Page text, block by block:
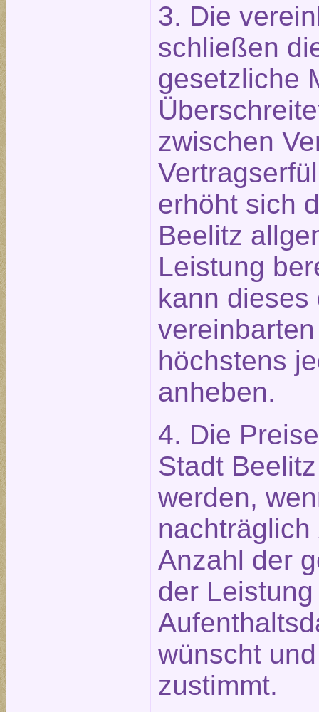
3. Die
schließen
gesetzliche
zwischen
erhöht sich
Beelitz
Leistung
kann dieses
höchstens
anheben.
4. Die
Stadt
werden,
Anzahl der
der
wünscht
zustimmt.